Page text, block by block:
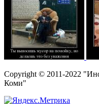
Copyright © 2011-2022
Коми"